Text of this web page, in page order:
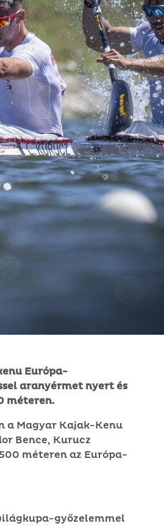
Európa-
aranyérmet nyert és
méteren.
a Magyar Kajak-Kenu
Bence, Kurucz
méteren az Európa-
győzelemmel